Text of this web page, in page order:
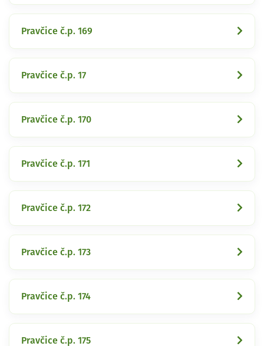
Pravčice č.p. 169
Pravčice č.p. 17
Pravčice č.p. 170
Pravčice č.p. 171
Pravčice č.p. 172
Pravčice č.p. 173
Pravčice č.p. 174
Pravčice č.p. 175